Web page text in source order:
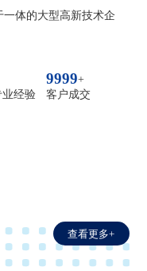
体的大型高新技术企
经验
9999+
客户成交
查看更多+